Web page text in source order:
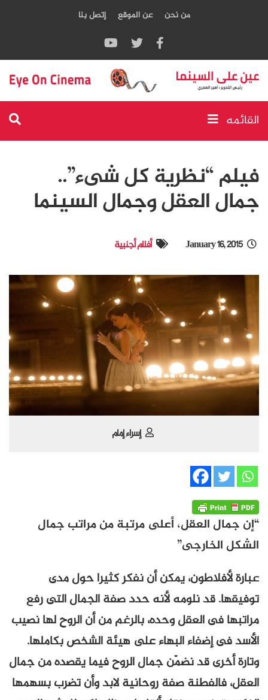
من نحن عن الموقع إتصل بنا
القائمه
فيلم “نظرية كل شىء”..
جمال العقل وجمال السينما
January 16, 2015 أفلام أجنبية
إسراء إمام
“إن جمال العقل، أعلى مرتبة من مراتب جمال
الشكل الخارجى”
عبارة لأفلاطون، يمكن أن نفكر كثيرا حول مدى
توفيقها. قد نلومه لأنه حدد صفة الجمال التى رفع
مراتبها فى العقل وحده، بالرغم من أن الروح لها نصيب
الأسد فى إضفاء البهاء على هيئة الشخص بكاملها.
وتارة أخرى قد نضمّن جمال الروح فيما يقصده من جمال
العقل، فالفطنة صفة روحانية لابد وأن تضرب بسهمها